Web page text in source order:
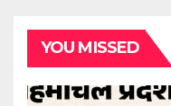
YOU MISSED